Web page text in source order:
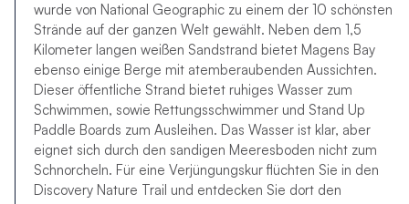
wurde von National Geographic zu einem der 10 schönsten
Strände auf der ganzen Welt gewählt. Neben dem 1,5
Kilometer langen weißen Sandstrand bietet Magens Bay
ebenso einige Berge mit atemberaubenden Aussichten.
Dieser öffentliche Strand bietet ruhiges Wasser zum
Schwimmen, sowie Rettungsschwimmer und Stand Up
Paddle Boards zum Ausleihen. Das Wasser ist klar, aber
eignet sich durch den sandigen Meeresboden nicht zum
Schnorcheln. Für eine Verjüngungskur flüchten Sie in den
Discovery Nature Trail und entdecken Sie dort den